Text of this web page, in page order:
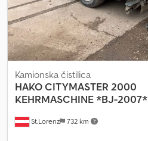
St.Lorenz 732 km
Kamionska čistilica
HAKOCITYMASTER 2000
KEHRMASCHINE *BJ-2007*